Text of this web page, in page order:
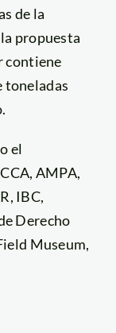
de la
propuesta
contiene
toneladas
el
AMPA,
IBC,
Derecho
Museum,